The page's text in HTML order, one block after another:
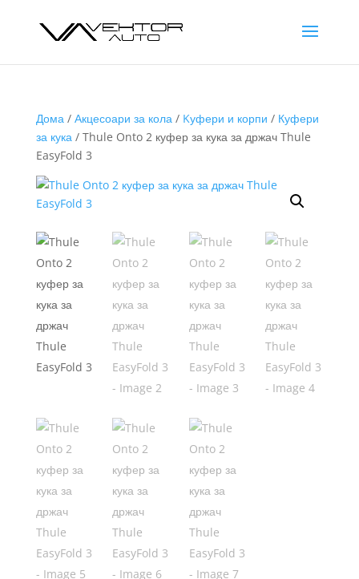
Дома/ Акцесоари за кола/ Kуфери и корпи / Куфери
за кука/ Thule Onto 2 куфер за кука за држач Thule
EasyFold 3